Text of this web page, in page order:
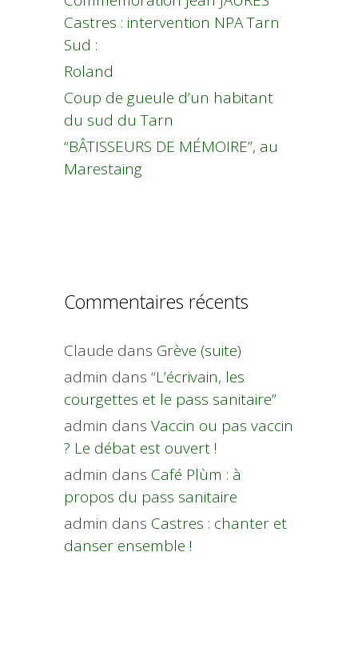
Castres : intervention NPA Tarn
Sud :
Roland
Coup de gueule d’un habitant
du sud du Tarn
“BÂTISSEURS DE MÉMOIRE”, au
Marestaing
Commentaires récents
Claude dans Grève (suite)
admin dans “L’écrivain, les
courgettes et le pass sanitaire”
admin dans Vaccin ou pas vaccin
? Le débat est ouvert !
admin dans Café Plùm : à
propos du pass sanitaire
admin dans Castres : chanter et
danser ensemble !